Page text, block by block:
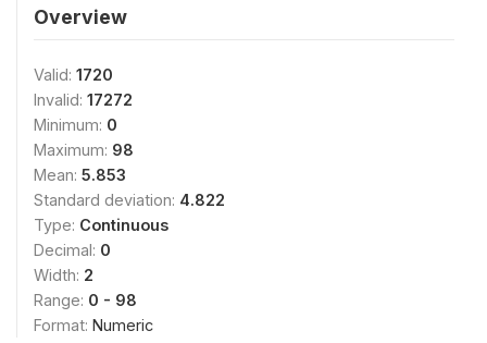
Overview
Valid: 1720
Invalid: 17272
Minimum: 0
Maximum: 98
Mean: 5.853
Standard deviation: 4.822
Type: Continuous
Decimal: 0
Width: 2
Range: 0 - 98
Format: Numeric